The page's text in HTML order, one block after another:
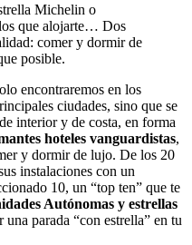
Michelin o
los que alojarte… Dos
comer y dormir de
posible.
encontraremos en los
ciudades, sino que se
interior y de costa, en forma
hoteles vanguardistas,
y dormir de lujo. De los 20
instalaciones con un
10, un “top ten” que te
Autónomas y estrellas
una parada “con estrella” en tu